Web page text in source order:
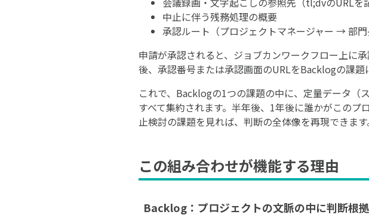
中止に伴う残務処理の概要
承認ルート（プロジェクトマネージャー → 部門
申請が承認されると、ジョブカンワークフロー上に
後、承認番号または承認画面のURLをBacklogの課題
これで、Backlogの1つの課題の中に、定量データ（
すべて集約されます。半年後、1年後に誰かがこの
止検討の課題を見れば、判断の全体像を再現できます
この組み合わせが機能する理由
Backlog：プロジェクトの文脈の中に判断根